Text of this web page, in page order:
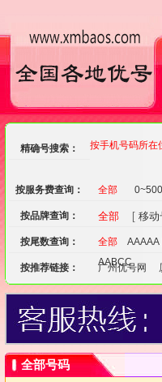
精确号搜索： 按手机号码所在
按服务费查询： 全部 0~500
按品牌查询： 全部 [ 移动
按尾数查询： 全部 AAAAA
AABCC
按推荐链接： 广州优号网
全部号码